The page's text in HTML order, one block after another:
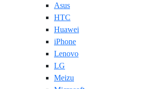
Asus
HTC
Huawei
iPhone
Lenovo
LG
Meizu